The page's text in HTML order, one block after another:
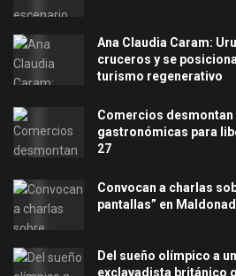
Ana Claudia Caram:
cruceros y se
turismo regenerativo
Comercios
gastronómicas para
27
Convocan a charlas
pantallas” en
Del sueño olímpico a
exclavadista británico